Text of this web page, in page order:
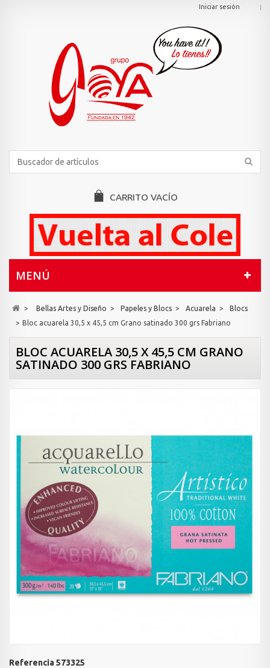
Iniciar sesión
CARRITO VACÍO
MENÚ
> Bellas Artes y Diseño > Papeles y Blocs > Acuarela >
Blocs
> Bloc acuarela 30,5 x 45,5 cm Grano satinado 300 grs Fabriano
BLOC ACUARELA 30,5 X 45,5 CM GRANO
SATINADO 300 GRS FABRIANO
Referencia573325